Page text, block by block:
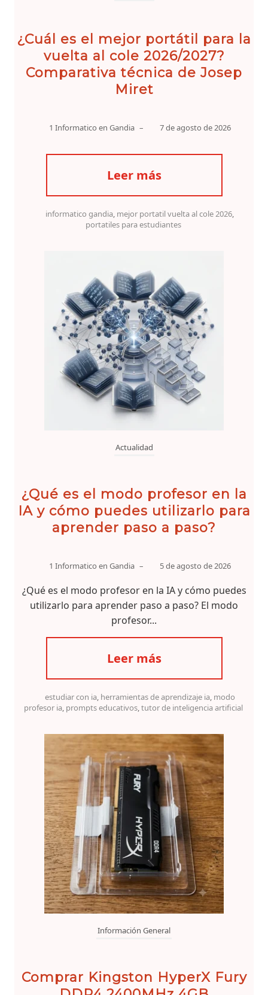
¿Cuál es el mejor portátil para la
vuelta al cole 2026/2027?
Comparativa técnica de Josep
Miret
1 Informatico en Gandia – 7 de agosto de 2026
Leer más
informatico gandia mejor portatil vuelta al cole 2026
portatiles para estudiantes
Actualidad
¿Qué es el modo profesor en la
IA y cómo puedes utilizarlo para
aprender paso a paso?
1 Informatico en Gandia – 5 de agosto de 2026
¿Qué es el modo profesor en la IA y cómo puedes
utilizarlo para aprender paso a paso? El modo
profesor...
Leer más
estudiar con ia, herramientas de aprendizaje ia, modo
profesor ia, prompts educativos, tutor de inteligencia artificial
Información General
Comprar Kingston HyperX Fury